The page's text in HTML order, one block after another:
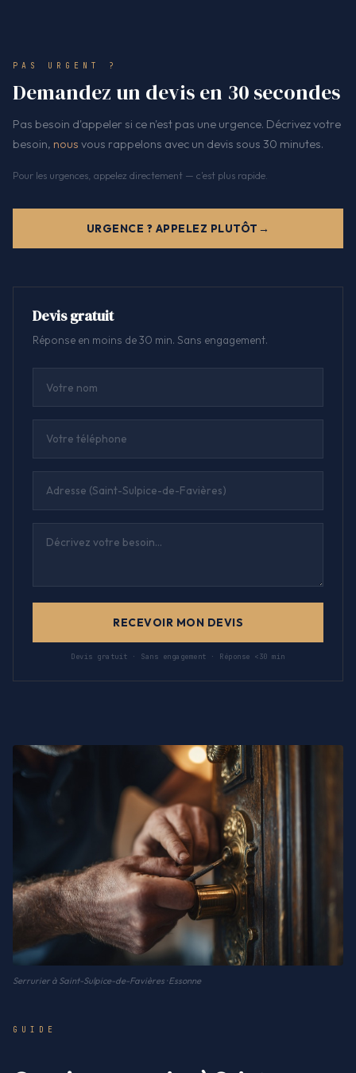
PAS URGENT ?
Demandez un devis en 30 secondes
Pas besoin d'appeler si ce n'est pas une urgence. Décrivez votre
besoin, nous vous rappelons avec un devis sous 30 minutes.
Pour les urgences, appelez directement — c'est plus rapide.
URGENCE ? APPELEZ PLUTÔT
Devis gratuit
Réponse en moins de 30 min. Sans engagement.
RECEVOIR MON DEVIS
Devis gratuit · Sans engagement · Réponse <30 min
Serrurier à Saint-Sulpice-de-Favières · Essonne
GUIDE